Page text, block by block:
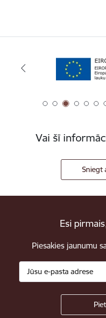
Vai šī
Sniegt
Esi
Piesakies jaunumu